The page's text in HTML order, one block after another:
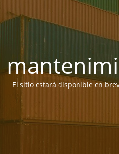
El sitio estará disponible en